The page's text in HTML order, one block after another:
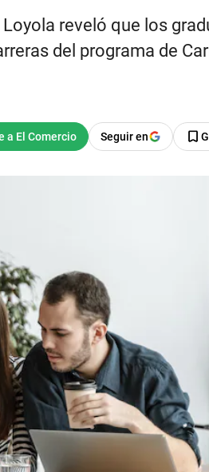
reveló que los
del programa de
Seguir en